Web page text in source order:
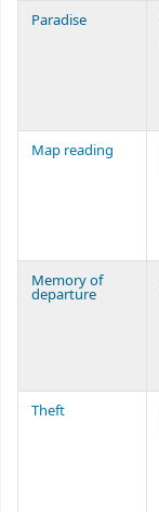
Paradise
Map reading
Memory of
departure
Theft